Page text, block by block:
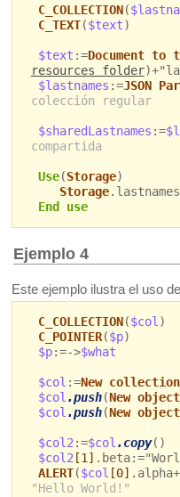
C_COLLECTION(
C_TEXT($text)
$text :=Document to
resources folder
$lastnames :=JSON
colección regular
$sharedLastnames :=
compartida
Use(Storage)
Storage
End use
Ejemplo 4
Este ejemplo ilustra el uso
C_COLLECTION($col )
C_POINTER($p)
$p:=->$what
$col :=New collection
$col .push(New object
$col .push(New object
$col2 :=$col .copy()
$col2 [1]
ALERT($col [0]
"Hello World!"